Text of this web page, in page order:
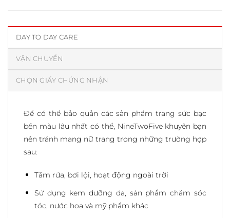
DAY TO DAY CARE
VẬN CHUYỂN
CHỌN GIẤY CHỨNG NHẬN
Để có thể bảo quản các sản phẩm trang sức bạc
bền màu lâu nhất có thể, NineTwoFive khuyên bạn
nên tránh mang nữ trang trong những trường hợp
sau:
Tắm rửa, bơi lội, hoạt động ngoài trời
Sử dụng kem dưỡng da, sản phẩm chăm sóc
tóc, nước hoa và mỹ phẩm khác